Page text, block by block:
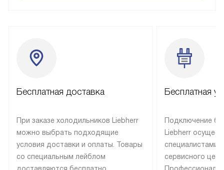
Бесплатная доставка
При заказе холодильников Liebherr
можно выбрать подходящие
условия доставки и оплаты. Товары
со специальным лейблом
доставляются бесплатно
Бесплатная
Подключение
Liebherr
специалистами
сервисного